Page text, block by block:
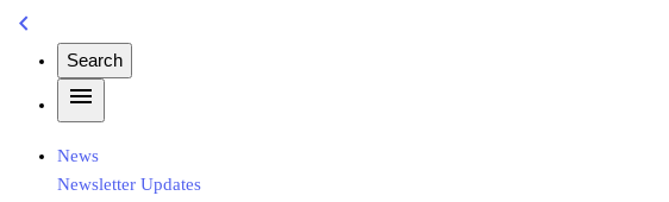
chevron_left
Search
menu
News
Newsletter Updates